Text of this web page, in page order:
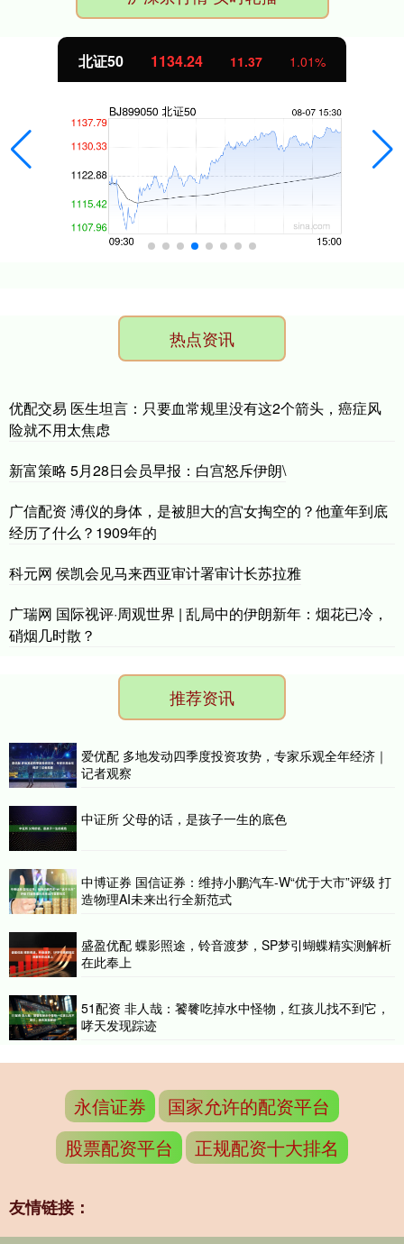
创业板指 3563.12 47.56 1.35%
热点资讯
优配交易 医生坦言：只要血常规里没有这2个箭头，癌症风
险就不用太焦虑
新富策略 5月28日会员早报：白宫怒斥伊朗\
广信配资 溥仪的身体，是被胆大的宫女掏空的？他童年到底
经历了什么？1909年的
科元网 侯凯会见马来西亚审计署审计长苏拉雅
广瑞网 国际视评·周观世界 | 乱局中的伊朗新年：烟花已冷，
硝烟几时散？
推荐资讯
爱优配 多地发动四季度投资攻势，专家乐观全年经济｜
记者观察
中证所 父母的话，是孩子一生的底色
中博证券 国信证券：维持小鹏汽车-W“优于大市”评级 打
造物理AI未来出行全新范式
盛盈优配 蝶影照途，铃音渡梦，SP梦引蝴蝶精实测解析
在此奉上
51配资 非人哉：饕餮吃掉水中怪物，红孩儿找不到它，
哮天发现踪迹
永信证券
国家允许的配资平台
股票配资平台
正规配资十大排名
友情链接：